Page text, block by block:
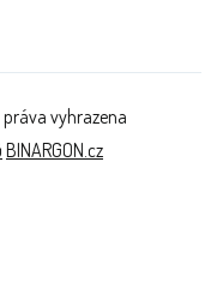
vyhrazena
BINARGON.cz